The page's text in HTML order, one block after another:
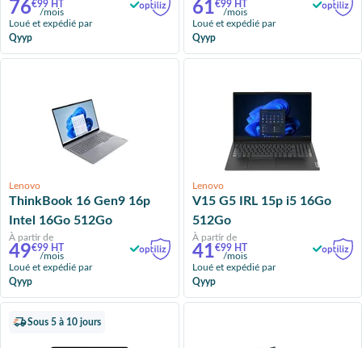
76€99 HT
/mois
Loué et expédié par
Qyyp
61€99 HT
/mois
Loué et expédié par
Qyyp
Lenovo
ThinkBook 16 Gen9 16p
Intel 16Go 512Go
À partir de
49€99 HT
/mois
Loué et expédié par
Qyyp
Lenovo
V15 G5 IRL 15p i5 16Go
512Go
À partir de
41€99 HT
/mois
Loué et expédié par
Qyyp
Sous 5 à 10 jours